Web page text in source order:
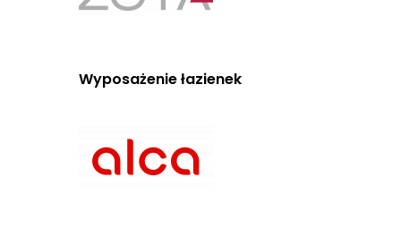
Wyposażenie łazienek